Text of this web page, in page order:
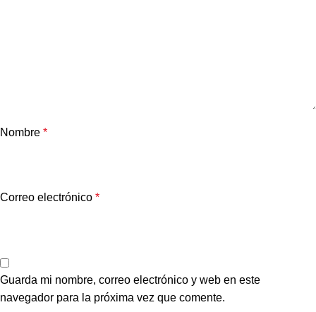
Nombre *
Correo electrónico *
Guarda mi nombre, correo electrónico y web en este
navegador para la próxima vez que comente.